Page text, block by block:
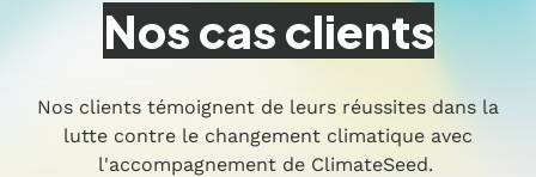
Noscas clients
Nos clients témoignent de leurs réussites dans la
lutte contre le changement climatique avec
l'accompagnement de ClimateSeed.